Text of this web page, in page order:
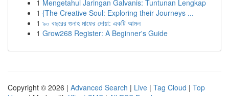
1 Mengetahui Jaringan Galvanis: Tuntunan Lengkap
1 {The Creative Soul: Exploring their Journeys ...
1 ৯০ বছরের গুনাহ মাফের দোয়া: একটি আমল
1 Grow268 Register: A Beginner's Guide
Copyright © 2026 | Advanced Search | Live | Tag Cloud | Top